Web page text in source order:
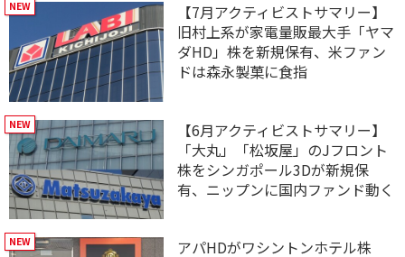
【7月アクティビストサマリー】
旧村上系が家電量販最大手「ヤマ
ダHD」株を新規保有、米ファン
ドは森永製菓に食指
【6月アクティビストサマリー】
「大丸」「松坂屋」のJフロント
株をシンガポール3Dが新規保
有、ニップンに国内ファンド動く
アパHDがワシントンホテル株